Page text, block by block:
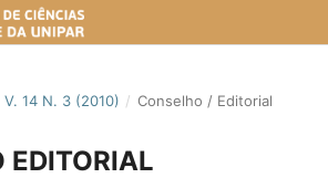
V. 14 N. 3 (2010) / Conselho / Editorial
EDITORIAL